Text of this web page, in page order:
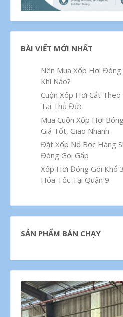
BÀI VIẾT MỚI NHẤT
Nên Mua Xốp Hơi
Khi Nào?
Cuộn Xốp Hơi Cắt
Tại Thủ Đức
Mua Cuộn Xốp Hơi
Giá Tốt, Giao Nhanh
Đặt Xốp Nổ Bọc Hàng
Đóng Gói Gấp
Xốp Hơi Đóng Gói Khổ
Hỏa Tốc Tại Quận 9
SẢN PHẨM BÁN CHẠY